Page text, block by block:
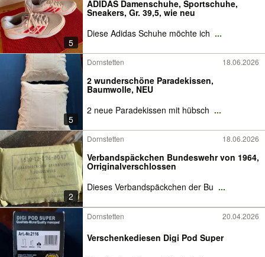
5
ADIDAS Damenschuhe, Sportschuhe,
Sneakers, Gr. 39,5, wie neu
Diese Adidas Schuhe möchte ich ...
5
Dornstetten 18.06.2026
2 wunderschöne Paradekissen,
Baumwolle, NEU
2 neue Paradekissen mit hübsch ...
2
Dornstetten 18.06.2026
Verbandspäckchen Bundeswehr von 1964,
Orriginalverschlossen
Dieses Verbandspäckchen der Bu ...
Dornstetten 20.04.2026
Verschenkediesen Digi Pod Super